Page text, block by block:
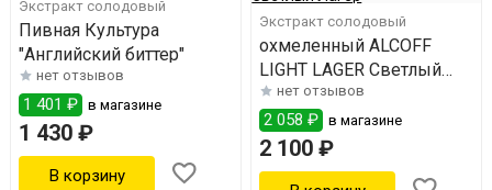
Экстракт солодовый
Пивная Культура
"Английский биттер"
нет отзывов
1 401 ₽ в магазине
1 430 ₽
Экстракт солодовый
охмеленный ALCOFF
LIGHT LAGER Светлый
Лагер
нет отзывов
2 058 ₽ в магазине
2 100 ₽